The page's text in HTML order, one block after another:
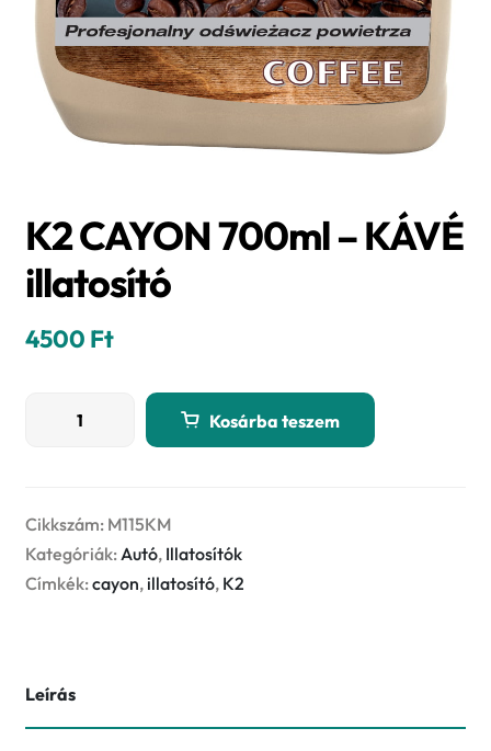
K2 CAYON 700ml – KÁVÉ
illatosító
4500 Ft
KÁVÉ
illatosító
mennyiség
Kosárba teszem
Cikkszám: M115KM
Kategóriák:Autó, Illatosítók
Címkék:cayon, illatosító, K2
Leírás